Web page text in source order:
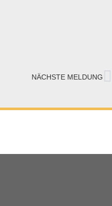
NÄCHSTE MELDUNG